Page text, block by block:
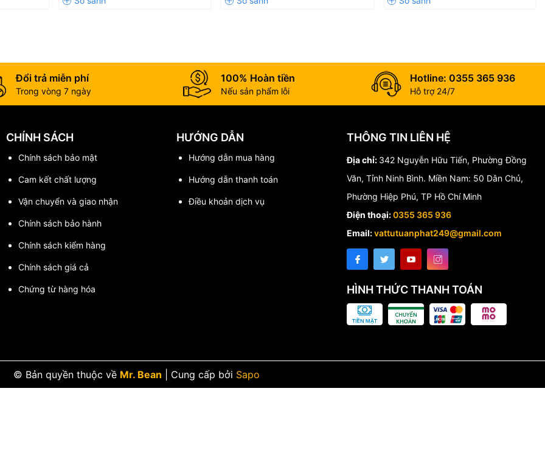
Áp H200
Chính Xác
CHO HỆ THỐNG NƯỚC
Đổi trả miễn phí
Trong vòng 7 ngày
100% Hoàn tiền
Nếu sản phẩm lỗi
Hotline: 0355 365 936
Hỗ trợ 24/7
CHÍNH SÁCH
Chính sách bảo mật
Cam kết chất lượng
Vận chuyển và giao nhận
Chính sách bảo hành
Chính sách kiểm hàng
Chính sách giá cả
Chứng từ hàng hóa
HƯỚNG DẪN
Hướng dẫn mua hàng
Hướng dẫn thanh toán
Điều khoản dịch vụ
THÔNG TIN LIÊN HỆ
Địa chỉ: 342 Nguyễn Hữu Tiến, Phường Đồng
Văn, Tỉnh Ninh Bình. Miền Nam: 50 Dân Chủ,
Phường Hiệp Phú, TP Hồ Chí Minh
Điện thoại:0355 365 936
Email:vattutuanphat249@gmail.com
HÌNH THỨC THANH TOÁN
© Bản quyền thuộc về Mr. Bean Cung cấp bởi Sapo